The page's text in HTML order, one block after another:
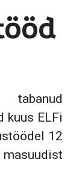
kuus ELFi
12